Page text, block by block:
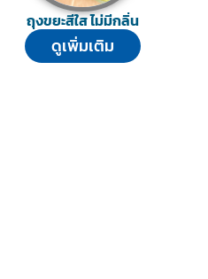
ถุงขยะสีใส ไม่มีกลิ่น
ดูเพิ่มเติม